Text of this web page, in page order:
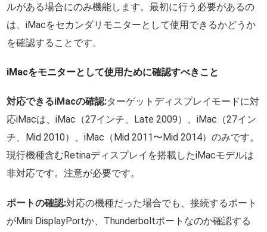
ルがある場合にのみ機能します。最初に行う必要があるの
は、iMacをセカンダリモニターとして使用できるかどうか
を確認することです。
iMacをモニターとして使用ために確認すべきこと
対応できるiMacの確認:ターゲットディスプレイモードに対
応iMacは、iMac（27インチ、Late 2009）、iMac（27イン
チ、Mid 2010）、iMac（Mid 2011〜Mid 2014）のみです。
現行機種含むRetinaディスプレイを搭載したiMacモデルは
非対応です。注意が必要です。
ポートの確認:対応の機種だった場合でも、接続するポート
がMini DisplayPortか、Thunderboltポートなのか確認する